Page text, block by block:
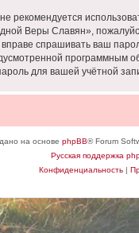
Веры Славян»,
спрашивать ваш
для вашей учётной
на основе phpBB® Forum
Русская поддержка
Конфиденциальность|